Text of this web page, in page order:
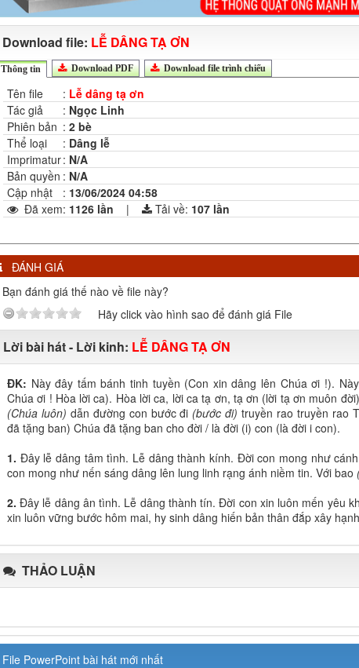
Download file: LỄ DÂNG TẠ ƠN
Thông tin Download PDF Download file trình chiếu
Tên file : Lễ dâng tạ ơn
Tác giả
: Ngọc Linh
Phiên bản : 2 bè
Thể loại
: Dâng lễ
Imprimatur: N/A
Bản quyền : N/A
Cập nhật
: 13/06/2024 04:58
Đã xem: 1126 lần | Tải về: 107 lần
ĐÁNH GIÁ
Bạn đánh giá thế nào về file này?
Hãy click vào hình sao để đánh giá File
Lời bài hát - Lời kinh: LỄ DÂNG TẠ ƠN
ĐK: Này đây tấm bánh tinh tuyền (Con xin dâng lên Chúa ơi !).
Chúa ơi ! Hòa lời ca). Hòa lời ca, lời ca tạ ơn, tạ ơn (lời tạ ơn muôn
(Chúa luôn) dẫn đường con bước đi (bước đi)truyền rao truyền rao
đã tặng ban) Chúa đã tặng ban cho đời / là đời (i) con (là đời i con).
1. Đây lễ dâng tâm tình. Lễ dâng thành kính. Đời con mong như
con mong như nến sáng dâng lên lung linh rạng ánh niềm tin. Với bao
2.Đây lễ dâng ân tình. Lễ dâng thành tín. Đời con xin luôn mến yêu
xin luôn vững bước hôm mai, hy sinh dâng hiến bản thân đắp xây
THẢO LUẬN
File PowerPoint bài hát mới nhất